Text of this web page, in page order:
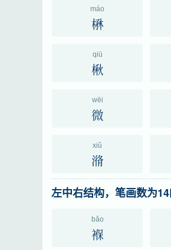
máo
楙
qiū
楸
wēi
微
xiǔ
潃
左中右结构，笔画数为
bǎo
褓